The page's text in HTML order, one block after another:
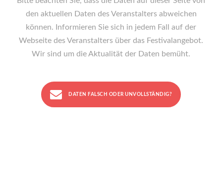
den aktuellen Daten des Veranstalters abweichen
können. Informieren Sie sich in jedem Fall auf der
Webseite des Veranstalters über das Festivalangebot.
Wir sind um die Aktualität der Daten bemüht.
DATEN FALSCH ODER UNVOLLSTÄNDIG?